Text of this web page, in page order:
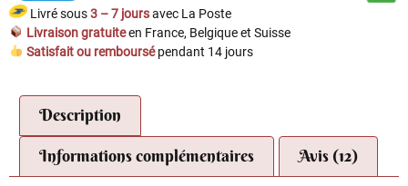
Livré sous3 – 7 joursavec La Poste
Livraison gratuiteen France, Belgique et Suisse
Satisfait ou remboursépendant 14 jours
Description
Informations complémentaires Avis (12)